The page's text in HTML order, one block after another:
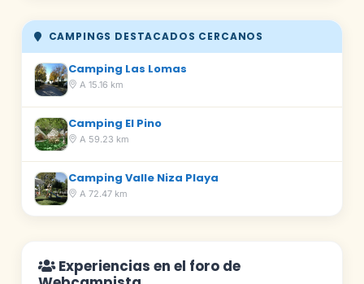
CAMPINGS DESTACADOS CERCANOS
Camping Las Lomas
A 15.16 km
Camping El Pino
A 59.23 km
Camping Valle Niza Playa
A 72.47 km
Experiencias en el foro de